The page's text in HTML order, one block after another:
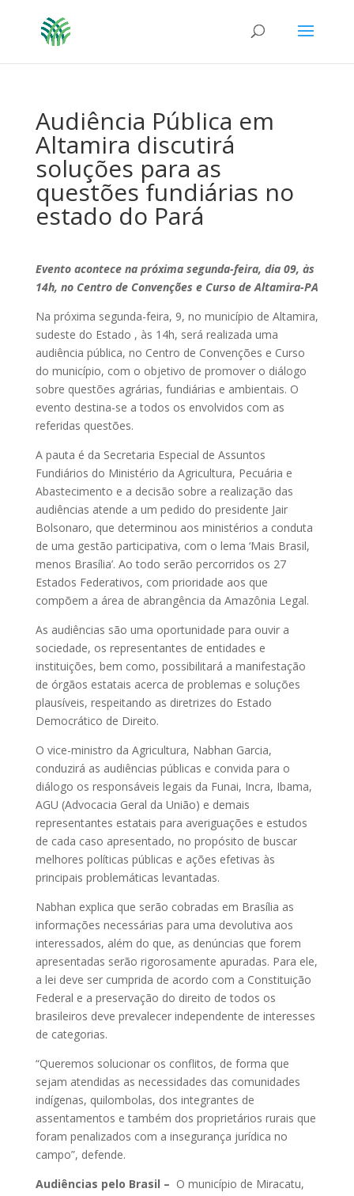
Audiência Pública em
Altamira discutirá
soluções para as
questões fundiárias no
estado do Pará
Evento acontece na próxima segunda-feira, dia 09, às
14h, no Centro de Convenções e Curso de Altamira-PA
Na próxima segunda-feira, 9, no município de Altamira,
sudeste do Estado , às 14h, será realizada uma
audiência pública, no Centro de Convenções e Curso
do município, com o objetivo de promover o diálogo
sobre questões agrárias, fundiárias e ambientais. O
evento destina-se a todos os envolvidos com as
referidas questões.
A pauta é da Secretaria Especial de Assuntos
Fundiários do Ministério da Agricultura, Pecuária e
Abastecimento e a decisão sobre a realização das
audiências atende a um pedido do presidente Jair
Bolsonaro, que determinou aos ministérios a conduta
de uma gestão participativa, com o lema ‘Mais Brasil,
menos Brasília’. Ao todo serão percorridos os 27
Estados Federativos, com prioridade aos que
compõem a área de abrangência da Amazônia Legal.
As audiências são uma oportunidade para ouvir a
sociedade, os representantes de entidades e
instituições, bem como, possibilitará a manifestação
de órgãos estatais acerca de problemas e soluções
plausíveis, respeitando as diretrizes do Estado
Democrático de Direito.
O vice-ministro da Agricultura, Nabhan Garcia,
conduzirá as audiências públicas e convida para o
diálogo os responsáveis legais da Funai, Incra, Ibama,
AGU (Advocacia Geral da União) e demais
representantes estatais para averiguações e estudos
de cada caso apresentado, no propósito de buscar
melhores políticas públicas e ações efetivas às
principais problemáticas levantadas.
Nabhan explica que serão cobradas em Brasília as
informações necessárias para uma devolutiva aos
interessados, além do que, as denúncias que forem
apresentadas serão rigorosamente apuradas. Para ele,
a lei deve ser cumprida de acordo com a Constituição
Federal e a preservação do direito de todos os
brasileiros deve prevalecer independente de interesses
de categorias.
“Queremos solucionar os conflitos, de forma que
sejam atendidas as necessidades das comunidades
indígenas, quilombolas, dos integrantes de
assentamentos e também dos proprietários rurais que
foram penalizados com a insegurança jurídica no
campo”, defende.
Audiências pelo Brasil – O município de Miracatu,